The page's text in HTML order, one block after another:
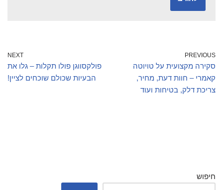
PREVIOUS
סקירה מקצועית על טויוטה
קאמרי – חוות דעת, מחיר,
צריכת דלק, בטיחות ועוד
NEXT
פולקסווגן פולו תקלות – גלו את
הבעיות שכולם שוכחים לציין!
חיפוש